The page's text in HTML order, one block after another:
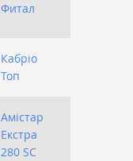
Фитал
Кабріо
Топ
Амістар
Екстра
280 SC